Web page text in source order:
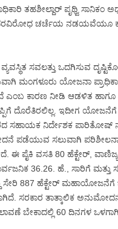
ತಹಶೀಲ್ದಾರ್ ಪೃಥ್ವಿ ಸಾನಿಕಂ
ಚರ್ಚೆಯ ನಡಯವೆಯೂ
ವ್ಯವಸ್ಥಿತ ಸವಲತ್ತು ಒದಗಿಸುವ
ಮಂಗಳೂರು ಯೋಜನಾ
ಎಂಬ ಕಾರಣ ನೀಡಿ ಆಡಳಿತ
ದೊರೆತಿರಲಿಲ್ಲ. ಇದೀಗ
ಸಹಾಯಕ ನಿರ್ದೇಶಕ ಪಾರಿತೋಷ್
ಪಡೆಯುವ ಸಲುವಾಗಿ ಪರಿಶೀಲನಾ
ಈ ಪೈಕಿ ವಸತಿ 80 ಹೆಕ್ಟೇರ್,
36.26. ಹೆ., ಸಾರಿಗೆ ಮತ್ತು
ಸೇರಿ 887 ಹೆಕ್ಟೇರ್
ಸರಕಾರ ತಾತ್ಕಾಲಿಕ
ಬೇಕಾದಲ್ಲಿ 60 ದಿನಗಳ